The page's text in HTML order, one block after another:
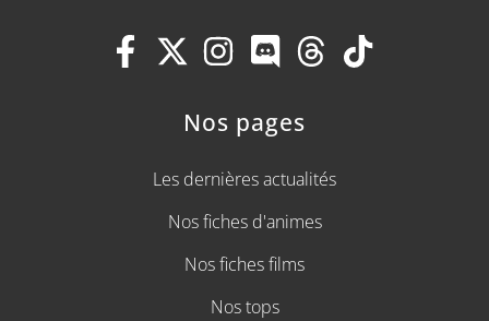
Nos pages
Les dernières actualités
Nos fiches d'animes
Nos fiches films
Nos tops